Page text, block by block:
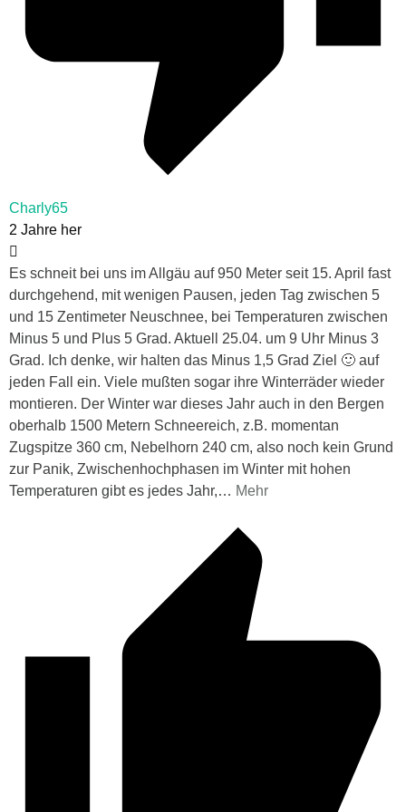
Charly65
2 Jahre her
Es schneit bei uns im Allgäu auf 950 Meter seit 15. April fast
durchgehend, mit wenigen Pausen, jeden Tag zwischen 5
und 15 Zentimeter Neuschnee, bei Temperaturen zwischen
Minus 5 und Plus 5 Grad. Aktuell 25.04. um 9 Uhr Minus 3
Grad. Ich denke, wir halten das Minus 1,5 Grad Ziel 🙂 auf
jeden Fall ein. Viele mußten sogar ihre Winterräder wieder
montieren. Der Winter war dieses Jahr auch in den Bergen
oberhalb 1500 Metern Schneereich, z.B. momentan
Zugspitze 360 cm, Nebelhorn 240 cm, also noch kein Grund
zur Panik, Zwischenhochphasen im Winter mit hohen
Temperaturen gibt es jedes Jahr,… Mehr